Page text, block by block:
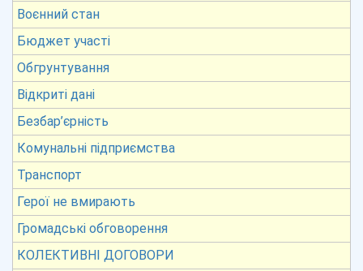
Воєнний стан
Бюджет участі
Обгрунтування
Відкриті дані
Безбар’єрність
Комунальні підприємства
Транспорт
Герої не вмирають
Громадські обговорення
КОЛЕКТИВНІ ДОГОВОРИ